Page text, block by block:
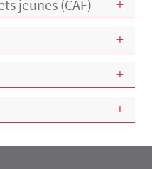
jeunes (CAF)